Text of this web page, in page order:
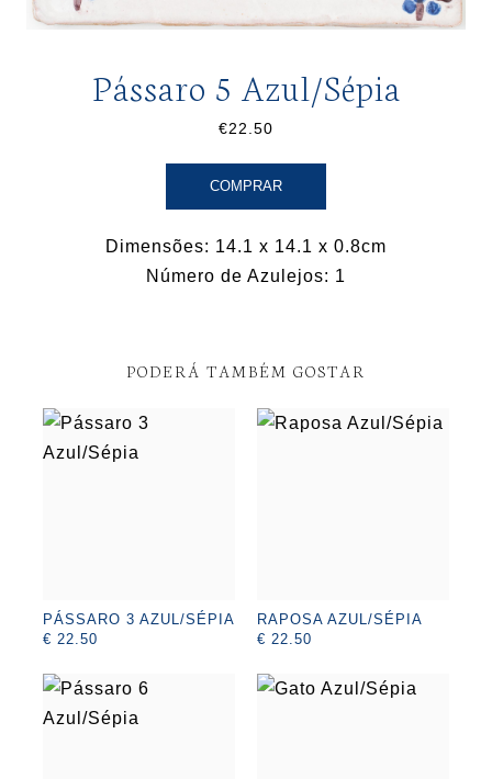
Pássaro 5 Azul/Sépia
€22.50
COMPRAR
Dimensões: 14.1 x 14.1 x 0.8cm
Número de Azulejos: 1
PODERÁ TAMBÉM GOSTAR
PÁSSARO 3 AZUL/SÉPIA
€ 22.50
RAPOSA AZUL/SÉPIA
€ 22.50